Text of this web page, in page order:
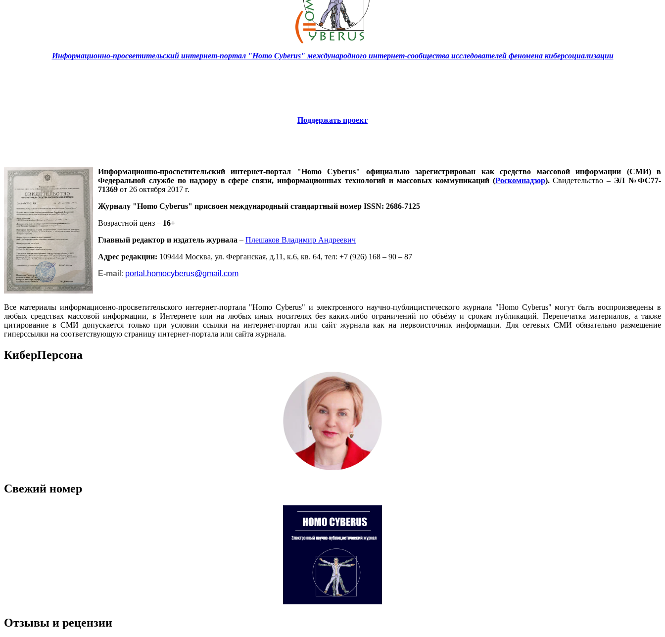
Информационно-просветительский интернет-портал "Homo Cyberus" международного интернет-сообщества исследователей феномена киберсоциализации
Поддержать проект
Информационно-просветительский интернет-портал "Homo Cyberus" официально зарегистрирован как средство массовой информации (СМИ) в
Федеральной службе по надзору в сфере связи, информационных технологий и массовых коммуникаций (Роскомнадзор).Свидетельство – ЭЛ №ФС77-
71369 от 26 октября 2017 г.
Журналу "Homo Cyberus" присвоен международный стандартный номер ISSN: 2686-7125
Возрастной ценз – 16+
Главный редактор и издатель журнала – Плешаков Владимир Андреевич
Адрес редакции: 109444 Москва, ул. Ферганская, д.11, к.6, кв. 64, тел: +7 (926) 168 – 90 – 87
E-mail : portal.homocyberus@gmail.com
Все материалы информационно-просветительского интернет-портала "Homo Cyberus" и электронного научно-публицистического журнала "Homo Cyberus" могут быть воспроизведены в
любых средствах массовой информации, в Интернете или на любых иных носителях без каких-либо ограничений по объёму и срокам публикаций. Перепечатка материалов, а также
цитирование в СМИ допускается только при условии ссылки на интернет-портал или сайт журнала как на первоисточник информации. Для сетевых СМИ обязательно размещение
гиперссылки на соответствующую страницу интернет-портала или сайта журнала.
КиберПерсона
Свежий номер
Отзывы и рецензии